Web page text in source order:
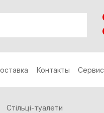
Контакты Сервис
Стільці-туалети